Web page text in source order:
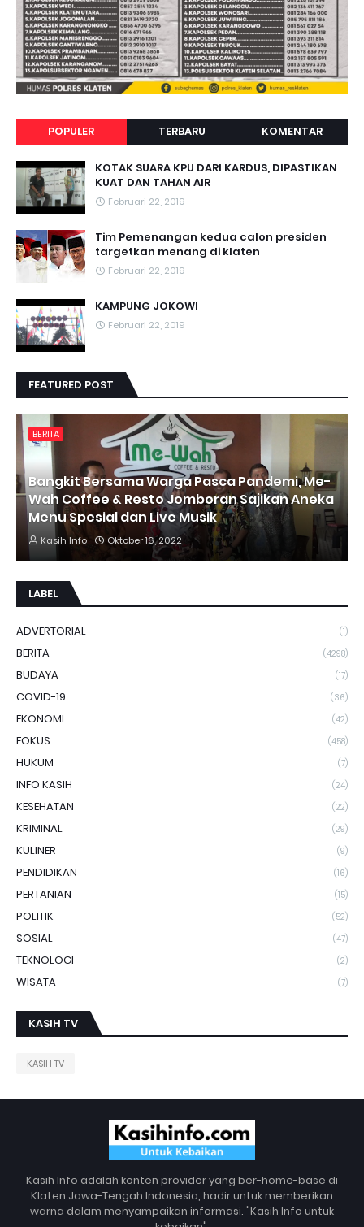
POPULER TERBARU KOMENTAR
KOTAK SUARA KPU DARI KARDUS, DIPASTIKAN
KUAT DAN TAHAN AIR
Februari 22, 2019
Tim Pemenangan kedua calon presiden
targetkan menang di klaten
Februari 22, 2019
KAMPUNG JOKOWI
Februari 22, 2019
FEATURED POST
BERITA
Bangkit Bersama Warga Pasca Pandemi, Me-
Wah Coffee & Resto Jomboran Sajikan Aneka
Menu Spesial dan Live Musik
Kasih Info Oktober 16, 2022
LABEL
ADVERTORIAL (1)
BERITA (4298)
BUDAYA (17)
COVID-19 (36)
EKONOMI (42)
FOKUS (458)
HUKUM (7)
INFO KASIH (24)
KESEHATAN (22)
KRIMINAL (29)
KULINER (9)
PENDIDIKAN (16)
PERTANIAN (15)
POLITIK (52)
SOSIAL (47)
TEKNOLOGI (2)
WISATA (7)
KASIH TV
KASIH TV
Kasih Info adalah konten provider yang ber-home-base di
Klaten Jawa-Tengah Indonesia, hadir untuk memberikan
warna dalam menyampaikan informasi. "Kasih Info untuk